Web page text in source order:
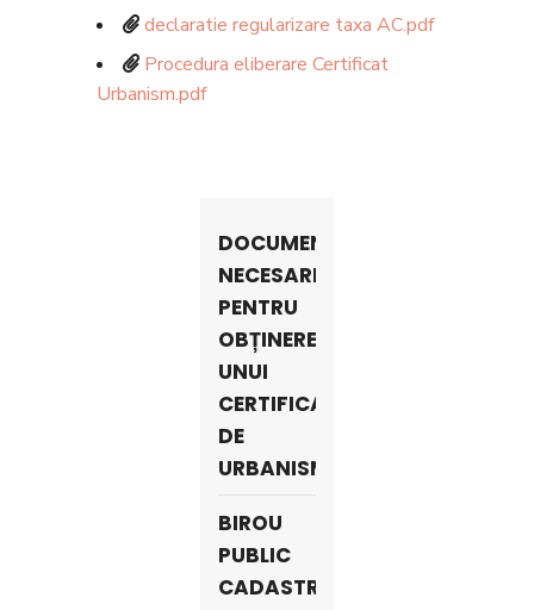
declaratie regularizare taxa AC.pdf
Procedura eliberare Certificat
Urbanism.pdf
DOCUMENTE
NECESARE
PENTRU
OBȚINEREA
UNUI
CERTIFICAT
DE
URBANISM
BIROU
PUBLIC
CADASTRU,